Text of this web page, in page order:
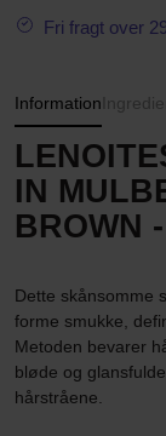
Fri fragt over
Information
IN
BROWN
Dette skånsomme
forme smukke,
Metoden bevarer
bløde og
hårstråene.